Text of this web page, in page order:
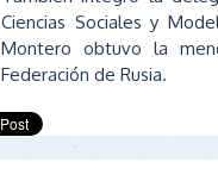
Ciencias Sociales y
Montero obtuvo la
Federación de Rusia.